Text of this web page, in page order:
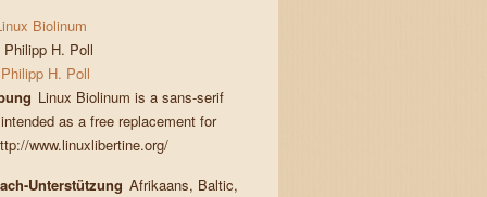
Biolinum
Philipp H. Poll
Philipp H. Poll
Linux Biolinum is a sans-serif
as a free replacement for
www.linuxlibertine.org/
Unterstützung Afrikaans, Baltic,